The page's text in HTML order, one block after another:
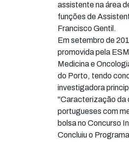
assistente na área
funções de
Francisco Gentil.
Em setembro de
promovida pela
Medicina e
do Porto, tendo
investigadora
"Caracterização da
portugueses com
bolsa no Concurso
Concluiu o